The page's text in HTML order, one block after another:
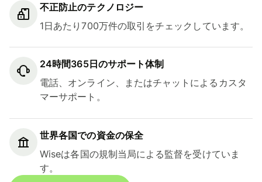
不正防止のテクノロジー
1日あたり700万件の取引をチェックしています。
24時間365日のサポート体制
電話、オンライン、またはチャットによるカスタ
マーサポート。
世界各国での資金の保全
Wiseは各国の規制当局による監督を受けていま
す。